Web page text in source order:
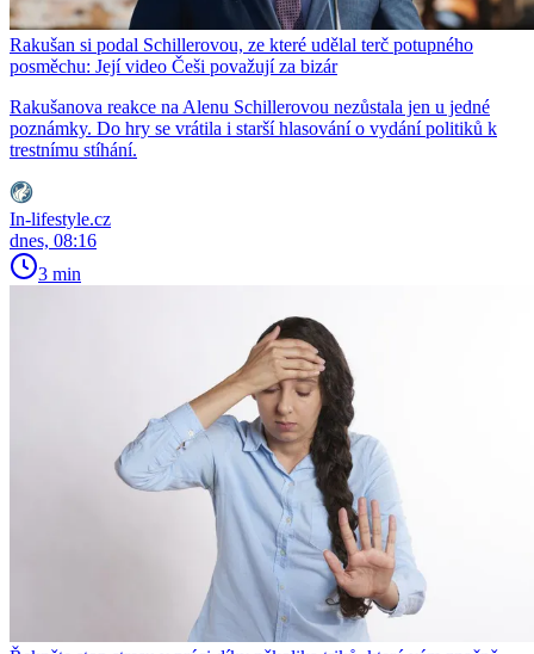
Rakušan si podal Schillerovou, ze které udělal terč potupného
posměchu: Její video Češi považují za bizár
Rakušanova reakce na Alenu Schillerovou nezůstala jen u jedné
poznámky. Do hry se vrátila i starší hlasování o vydání politiků k
trestnímu stíhání.
In-lifestyle.cz
dnes, 08:16
3 min